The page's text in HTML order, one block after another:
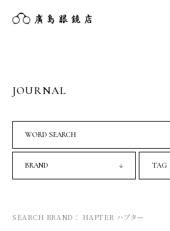
JOURNAL
WORD SEARCH
BRAND TAG
SEARCH BRAND： HAPTER ハプター